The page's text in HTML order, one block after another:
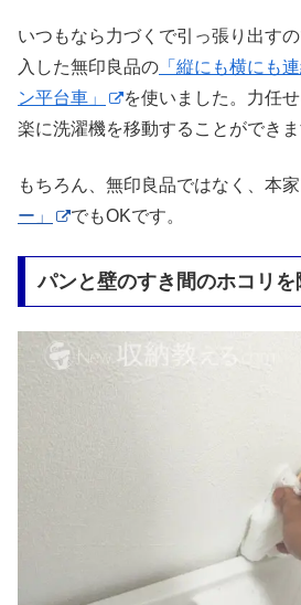
いつもなら力づくで引っ張り出す
入した無印良品の 「縦にも横にも
ン平台車」
を使いました。力任
楽に洗濯機を移動することができま
もちろん、無印良品ではなく、本
ー」
でもOKです。
パンと壁のすき間のホコリを